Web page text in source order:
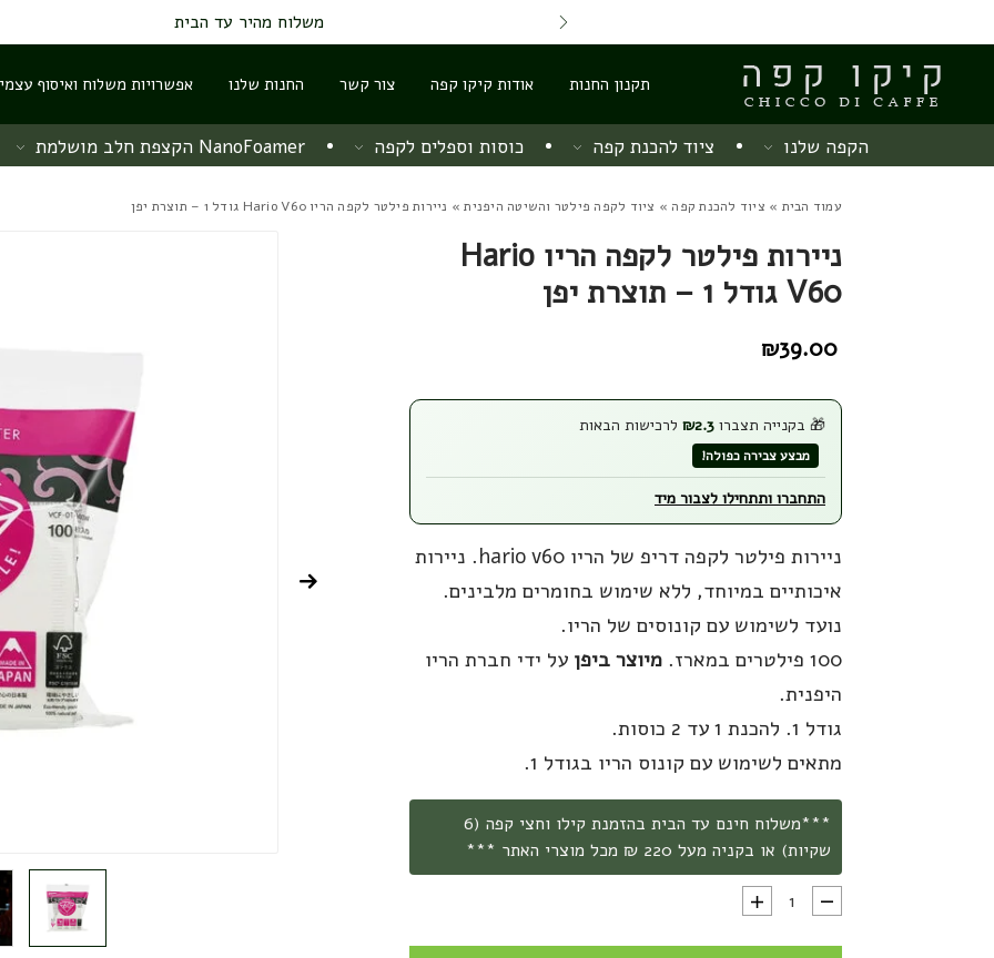
משלוח מהיר עד הבית
תקנון החנות אודות קיקו קפה צור קשר החנות שלנו אפשרויות משלוח ואיסוף
הקפה שלנו ציוד להכנת קפה כוסות וספלים לקפה NanoFoamer הקצפת חלב מושלמת
עמוד הבית » ציוד להכנת קפה » ציוד לקפה פילטר והשיטה היפנית» ניירות פילטר לקפה הריו Hario V60 גודל 1 – תוצרת יפן
ניירות פילטר לקפה הריו Hario
V60 גודל 1 – תוצרת יפן
₪39.00
🎁 בקנייה תצברו ₪2.3 לרכישות הבאות
מבצע צבירה כפולה!
התחברו ותתחילו לצבור מיד
ניירות פילטר לקפה דריפ של הריו hario v60. ניירות
איכותיים במיוחד, ללא שימוש בחומרים מלבינים.
נועד לשימוש עם קונוסים של הריו.
100 פילטרים במארז.
מיוצר ביפן על ידי חברת הריו
היפנית.
גודל 1. להכנת 1 עד 2 כוסות.
מתאים לשימוש עם קונוס הריו בגודל 1.
***משלוח חינם עד הבית בהזמנת קילו וחצי קפה (6
שקיות) או בקניה מעל 220 ₪ מכל מוצרי האתר ***
כמות של ניירות פילטר לקפה הריו Hario V60 גודל 1 - תוצרת יפן